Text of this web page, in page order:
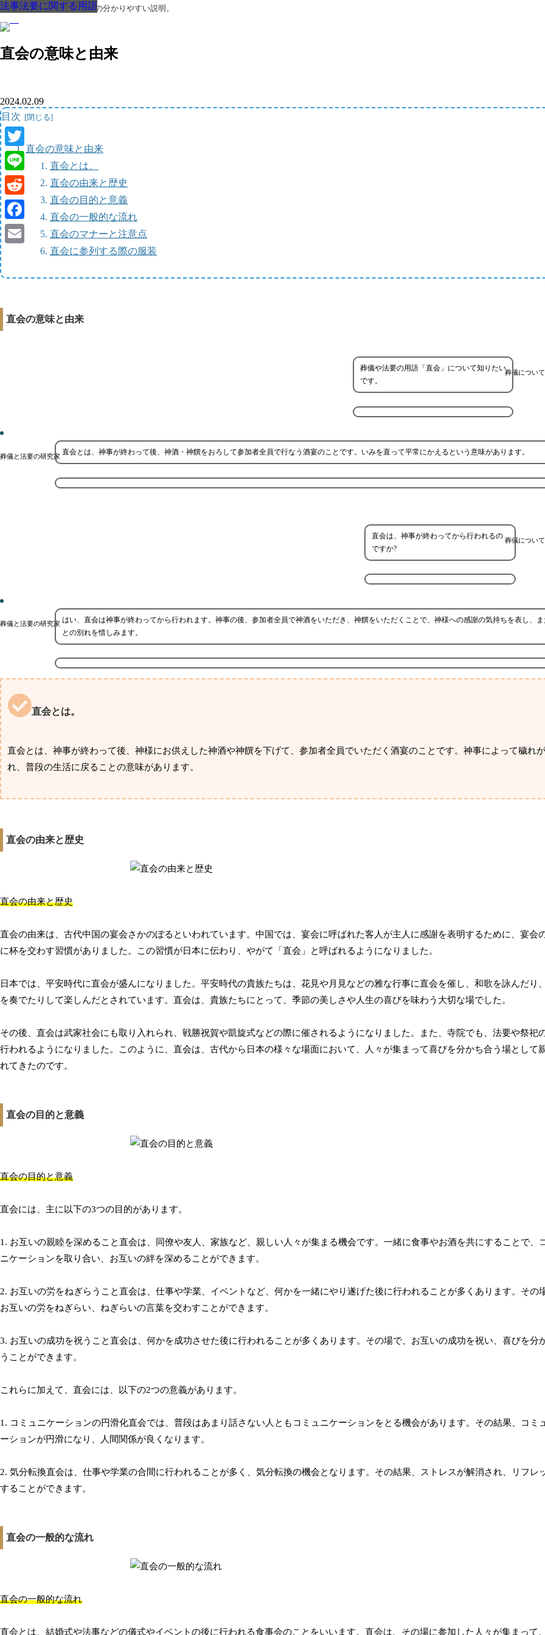
葬儀・葬式・法要についての分かりやすい説明。
直会の意味と由来
法事法要に関する用語
2024.02.09
目次
直会の意味と由来
直会とは。
直会の由来と歴史
直会の目的と意義
直会の一般的な流れ
直会のマナーと注意点
直会に参列する際の服装
直会の意味と由来
葬儀につい
葬儀や法要の用語「直会」について知りたい
です。
葬儀と法要の研究家 直会とは、神事が終わって後、神酒・神饌をおろして参加者全員で行なう酒宴のことです。いみを直って平常にかえるという意味があります。
葬儀につい
直会は、神事が終わってから行われるの
ですか?
葬儀と法要の研究家 はい、直会は神事が終わってから行われます。神事の後、参加者全員で神酒をいただき、神饌をいただくことで、神様への感謝の気持ちを表し、ま
との別れを惜しみます。
直会とは。
直会とは、神事が終わって後、神様にお供えした神酒や神饌を下げて、参加者全員でいただく酒宴のことです。神事によって穢れ
れ、普段の生活に戻ることの意味があります。
直会の由来と歴史
直会の由来と歴史
直会の由来は、古代中国の宴会さかのぼるといわれています。中国では、宴会に呼ばれた客人が主人に感謝を表明するために、宴会
に杯を交わす習慣がありました。この習慣が日本に伝わり、やがて「直会」と呼ばれるようになりました。
日本では、平安時代に直会が盛んになりました。平安時代の貴族たちは、花見や月見などの雅な行事に直会を催し、和歌を詠んだり
を奏でたりして楽しんだとされています。直会は、貴族たちにとって、季節の美しさや人生の喜びを味わう大切な場でした。
その後、直会は武家社会にも取り入れられ、戦勝祝賀や凱旋式などの際に催されるようになりました。また、寺院でも、法要や祭祀
行われるようになりました。このように、直会は、古代から日本の様々な場面において、人々が集まって喜びを分かち合う場として
れてきたのです。
直会の目的と意義
直会の目的と意義
直会には、主に以下の3つの目的があります。
1. お互いの親睦を深めること直会は、同僚や友人、家族など、親しい人々が集まる機会です。一緒に食事やお酒を共にすることで、
ニケーションを取り合い、お互いの絆を深めることができます。
2. お互いの労をねぎらうこと直会は、仕事や学業、イベントなど、何かを一緒にやり遂げた後に行われることが多くあります。その
お互いの労をねぎらい、ねぎらいの言葉を交わすことができます。
3. お互いの成功を祝うこと直会は、何かを成功させた後に行われることが多くあります。その場で、お互いの成功を祝い、喜びを分
うことができます。
これらに加えて、直会には、以下の2つの意義があります。
1. コミュニケーションの円滑化直会では、普段はあまり話さない人ともコミュニケーションをとる機会があります。その結果、コミ
ーションが円滑になり、人間関係が良くなります。
2. 気分転換直会は、仕事や学業の合間に行われることが多く、気分転換の機会となります。その結果、ストレスが解消され、リフレ
することができます。
直会の一般的な流れ
直会の一般的な流れ
直会とは、結婚式や法事などの儀式やイベントの後に行われる食事会のことをいいます。直会は、その場に参加した人々が集まって
法事法要に関する用語
法事法要に関する用語
法事法要に関する用語
法事法要に関する用語
法事法要に関する用語
法事法要に関する用語
Twitter
Line
Reddit
Facebook